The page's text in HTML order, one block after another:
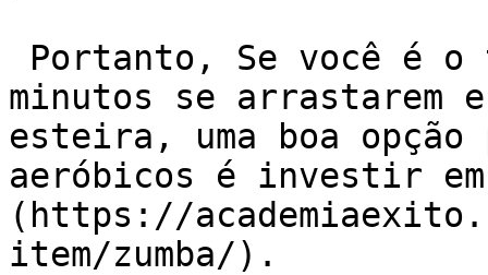
minutos se arrastarem
esteira, uma boa opção
aeróbicos é investir em
(https://
item/zumba/).